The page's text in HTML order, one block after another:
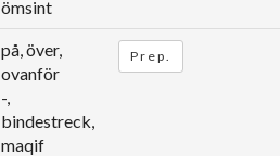
ömsint
på, över,
ovanför
-,
bindestreck,
maqif
Prep.